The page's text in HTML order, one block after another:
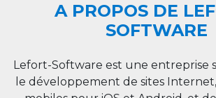
A PROPOS DE
SOFTWARE
Lefort-Software est une entreprise
le développement de sites